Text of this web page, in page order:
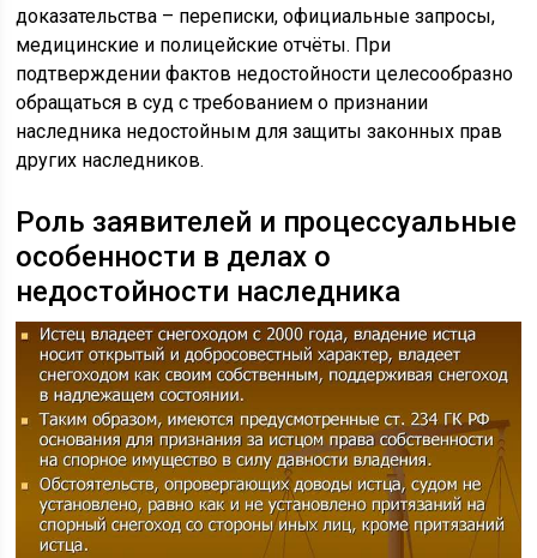
доказательства – переписки, официальные запросы,
медицинские и полицейские отчёты. При
подтверждении фактов недостойности целесообразно
обращаться в суд с требованием о признании
наследника недостойным для защиты законных прав
других наследников.
Роль заявителей и процессуальные
особенности в делах о
недостойности наследника